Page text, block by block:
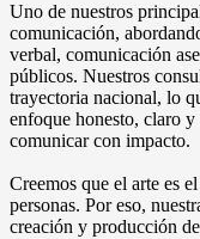
Uno de nuestros
comunicación,
verbal, comunicación
públicos. Nuestros
trayectoria nacional, lo
enfoque honesto, claro
comunicar con impacto.
Creemos que el arte es
personas. Por eso,
creación y producción